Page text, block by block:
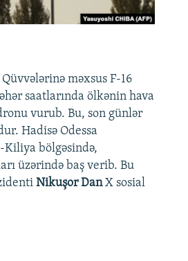
məxsus F-16
saatlarında ölkənin hava
vurub. Bu, son günlər
Hadisə Odessa
Kiliya bölgəsində,
üzərində baş verib. Bu
Nikuşor DanX sosial